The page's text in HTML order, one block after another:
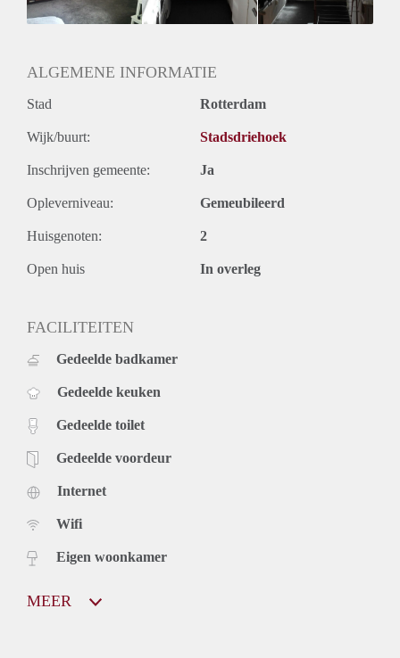
ALGEMENE INFORMATIE
Stad Rotterdam
Wijk/buurt: Stadsdriehoek
Inschrijven gemeente: Ja
Opleverniveau: Gemeubileerd
Huisgenoten: 2
Open huis In overleg
FACILITEITEN
Gedeelde badkamer
Gedeelde keuken
Gedeelde toilet
Gedeelde voordeur
Internet
Wifi
Eigen woonkamer
MEER